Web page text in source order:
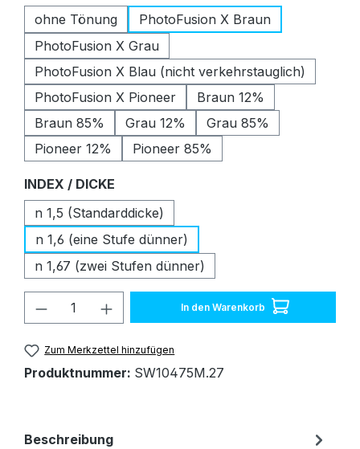
ohne Tönung
PhotoFusion X Braun
PhotoFusion X Grau
PhotoFusion X Blau (nicht verkehrstauglich)
PhotoFusion X Pioneer
Braun 12%
Braun 85%
Grau 12%
Grau 85%
Pioneer 12%
Pioneer 85%
INDEX / DICKE
n 1,5 (Standarddicke)
n 1,6 (eine Stufe dünner)
n 1,67 (zwei Stufen dünner)
Produkt Anzahl: Gib den
In den Warenkorb
Zum Merkzettel hinzufügen
Produktnummer: SW10475M.27
Beschreibung